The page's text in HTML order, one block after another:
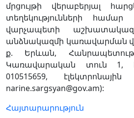
մրցույթի վերաբերյալ
տեղեկությունների
վարչապետի
անձնակազմի կառավարման
ք. Երևան,
Կառավարական տուն 1,
010515659,
narine.sargsyan@gov.am):
Հայտարարություն